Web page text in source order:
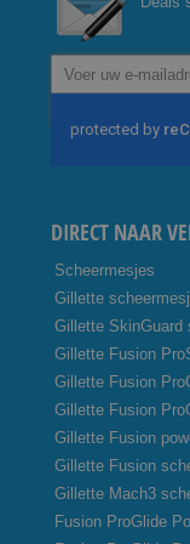
Abonneer
onze
DIRECT NAAR
Scheermesjes
Gillette
Gillette SkinGuard
Gillette Fusion
Gillette Fusion
Gillette Fusion
Gillette Fusion
Gillette Fusion
Gillette Mach3
Fusion ProGlide